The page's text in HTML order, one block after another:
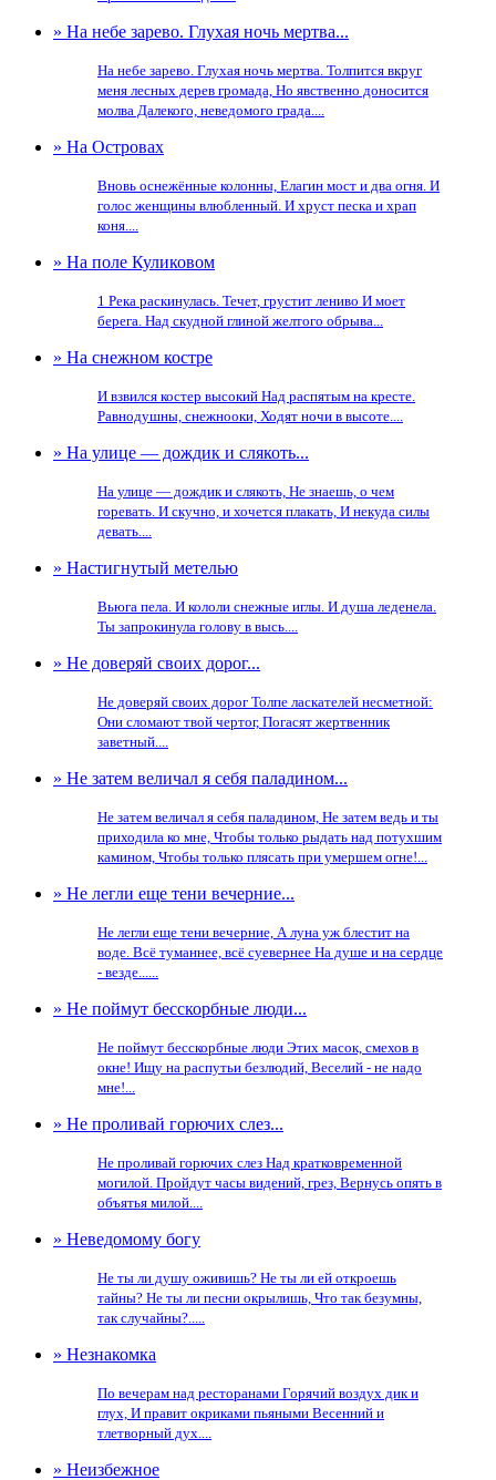
» На небе зарево. Глухая ночь мертва...
На небе зарево. Глухая ночь мертва. Толпится вкруг
меня лесных дерев громада, Но явственно доносится
молва Далекого, неведомого града....
» На Островах
Вновь оснежённые колонны, Елагин мост и два огня. И
голос женщины влюбленный. И хруст песка и храп
коня....
» На поле Куликовом
1 Река раскинулась. Течет, грустит лениво И моет
берега. Над скудной глиной желтого обрыва...
» На снежном костре
И взвился костер высокий Над распятым на кресте.
Равнодушны, снежнооки, Ходят ночи в высоте....
» На улице — дождик и слякоть...
На улице — дождик и слякоть, Не знаешь, о чем
горевать. И скучно, и хочется плакать, И некуда силы
девать....
» Настигнутый метелью
Вьюга пела. И кололи снежные иглы. И душа леденела.
Ты запрокинула голову в высь....
» Не доверяй своих дорог...
Не доверяй своих дорог Толпе ласкателей несметной:
Они сломают твой чертог, Погасят жертвенник
заветный....
» Не затем величал я себя паладином...
Не затем величал я себя паладином, Не затем ведь и ты
приходила ко мне, Чтобы только рыдать над потухшим
камином, Чтобы только плясать при умершем огне!...
» Не легли еще тени вечерние...
Не легли еще тени вечерние, А луна уж блестит на
воде. Всё туманнее, всё суевернее На душе и на сердце
- везде......
» Не поймут бесскорбные люди...
Не поймут бесскорбные люди Этих масок, смехов в
окне! Ищу на распутьи безлюдий, Веселий - не надо
мне!...
» Не проливай горючих слез...
Не проливай горючих слез Над кратковременной
могилой. Пройдут часы видений, грез, Вернусь опять в
объятья милой....
» Неведомому богу
Не ты ли душу оживишь? Не ты ли ей откроешь
тайны? Не ты ли песни окрылишь, Что так безумны,
так случайны?.....
» Незнакомка
По вечерам над ресторанами Горячий воздух дик и
глух, И правит окриками пьяными Весенний и
тлетворный дух....
» Неизбежное